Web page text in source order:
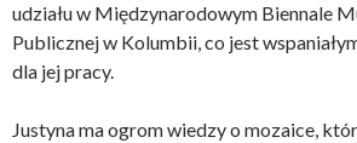
udziału w Międzynarodowym Biennale
Publicznej w Kolumbii, co jest
dla jej pracy.
Justyna ma ogrom wiedzy o mozaice,